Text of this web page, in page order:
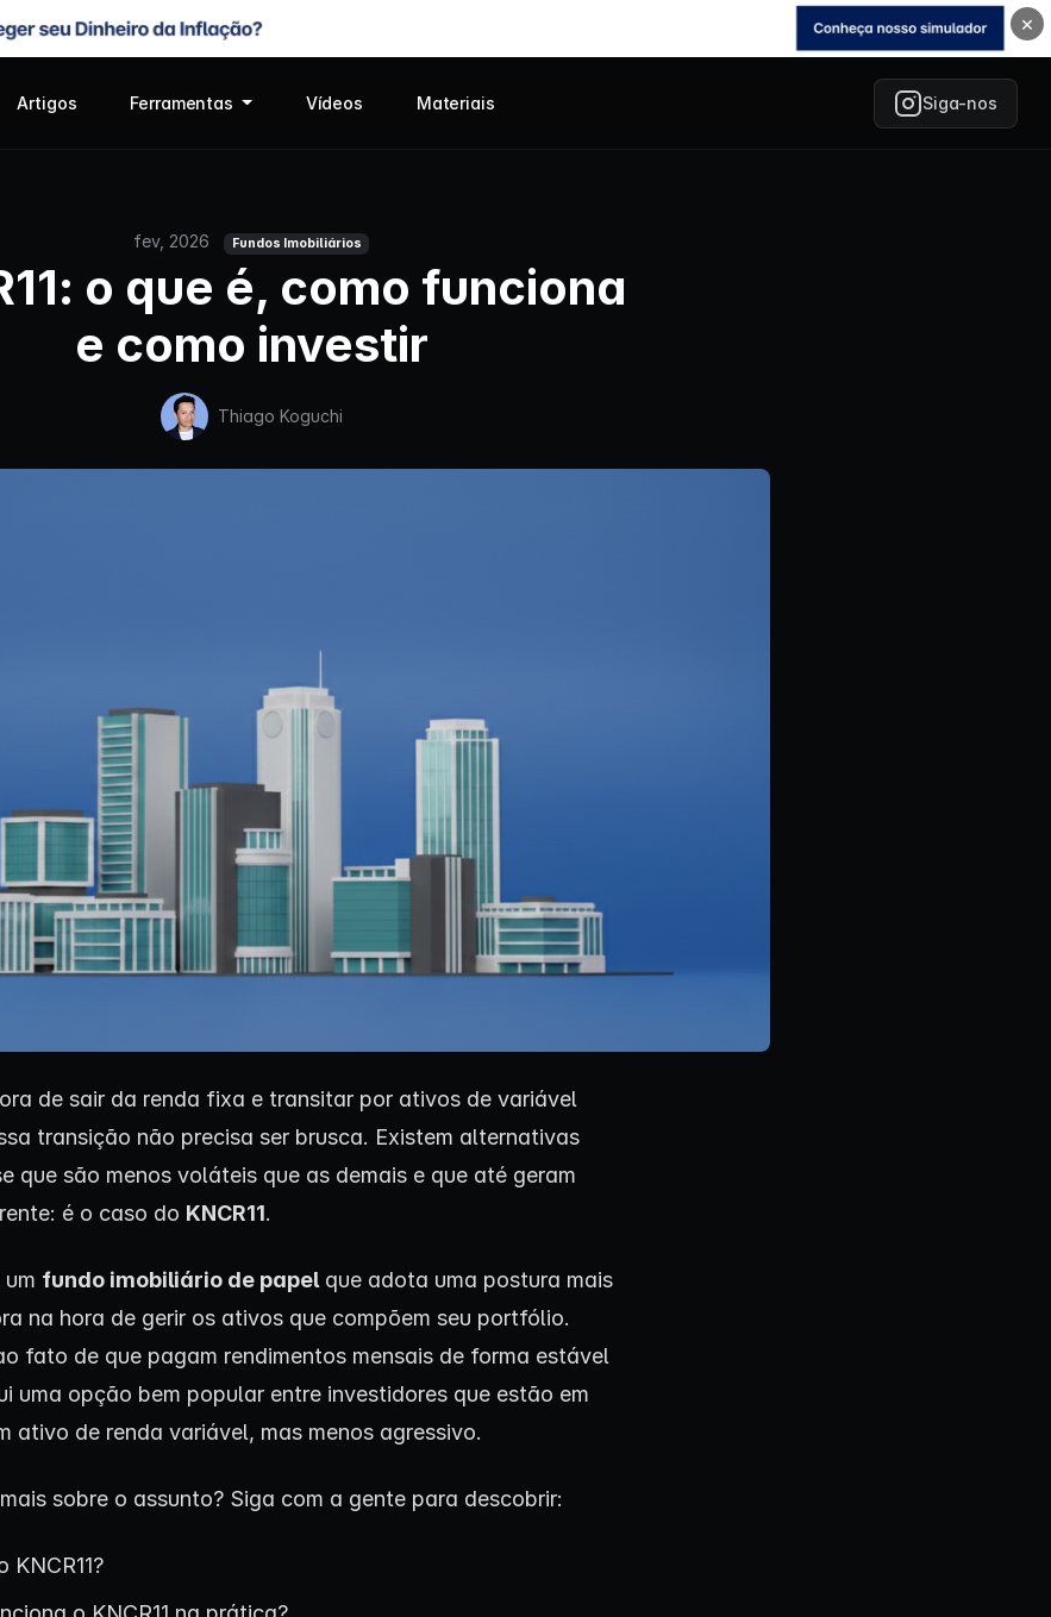
×
Artigos Ferramentas Vídeos Materiais Siga-nos
fev, 2026 Fundos Imobiliários
o que é, como funciona
e como investir
Thiago Koguchi
de sair da renda fixa e transitar por ativos de variável
transição não precisa ser brusca. Existem alternativas
que são menos voláteis que as demais e que até geram
é o caso do KNCR11.
fundo imobiliário de papel que adota uma postura mais
na hora de gerir os ativos que compõem seu portfólio.
fato de que pagam rendimentos mensais de forma estável
uma opção bem popular entre investidores que estão em
ativo de renda variável, mas menos agressivo.
sobre o assunto? Siga com a gente para descobrir:
KNCR11?